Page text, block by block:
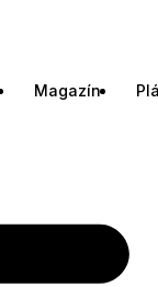
Magazín